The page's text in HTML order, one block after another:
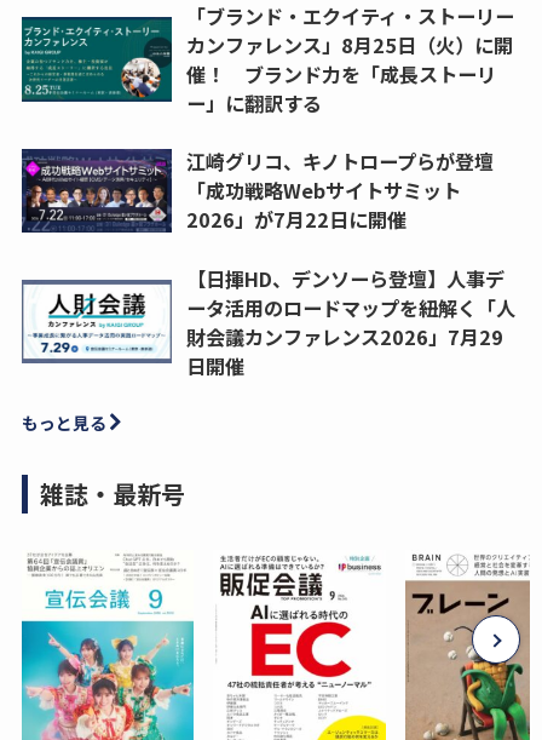
「ブランド・エクイティ・ストーリー
カンファレンス」8月25日（火）に開
催！ ブランド力を「成長ストーリ
ー」に翻訳する
江崎グリコ、キノトロープらが登壇
「成功戦略Webサイトサミット
2026」が7月22日に開催
【日揮HD、デンソーら登壇】人事デ
ータ活用のロードマップを紐解く「人
財会議カンファレンス2026」7月29
日開催
もっと見る
雑誌・最新号